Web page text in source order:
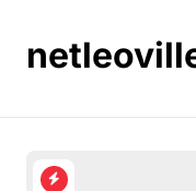
content
Aceites